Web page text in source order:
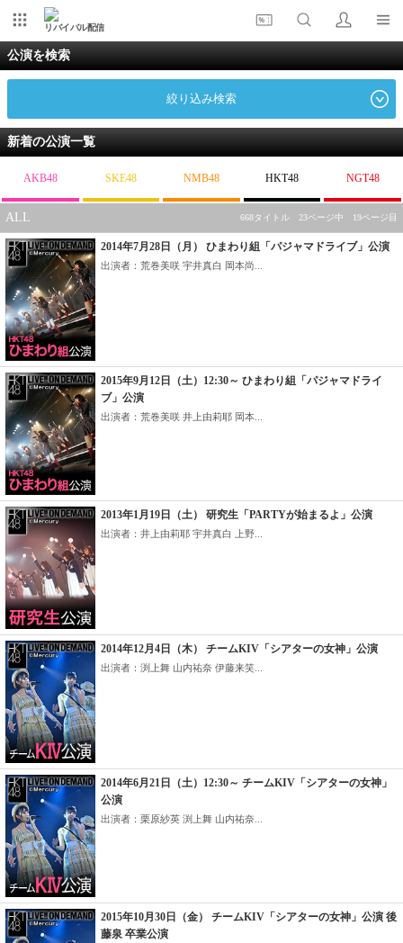
リバイバル配信
公演を検索
絞り込み検索
新着の公演一覧
AKB48 SKE48 NMB48 HKT48 NGT48
ALL 668タイトル 23ページ中 19ページ目
2014年7月28日（月） ひまわり組「パジャマドライブ」公演
出演者：荒巻美咲 宇井真白 岡本尚...
2015年9月12日（土）12:30～ ひまわり組「パジャマドライ
ブ」公演
出演者：荒巻美咲 井上由莉耶 岡本...
2013年1月19日（土） 研究生「PARTYが始まるよ」公演
出演者：井上由莉耶 宇井真白 上野...
2014年12月4日（木） チームKIV「シアターの女神」公演
出演者：渕上舞 山内祐奈 伊藤来笑...
2014年6月21日（土）12:30～ チームKIV「シアターの女神」
公演
出演者：栗原紗英 渕上舞 山内祐奈...
2015年10月30日（金） チームKIV「シアターの女神」公演 後
藤泉 卒業公演